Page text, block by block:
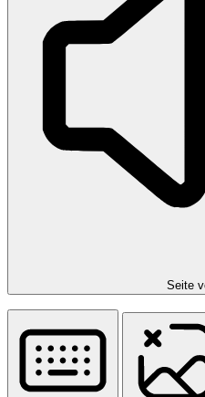
Seite